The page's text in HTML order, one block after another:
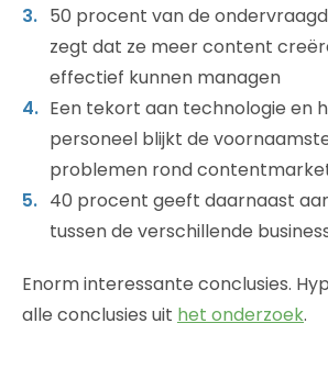
50 procent van de
zegt dat ze meer content
effectief kunnen managen
Een tekort aan technologie en
personeel blijkt de
problemen rond
40 procent geeft daarnaast
tussen de verschillende
Enorm interessante conclusies.
alle conclusies uit het onderzoek.